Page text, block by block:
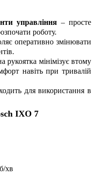
управління– просте
роботу.
оперативно змінювати
рукоятка мінімізує втому
навіть при тривалій
для використання в
IXO 7
хв